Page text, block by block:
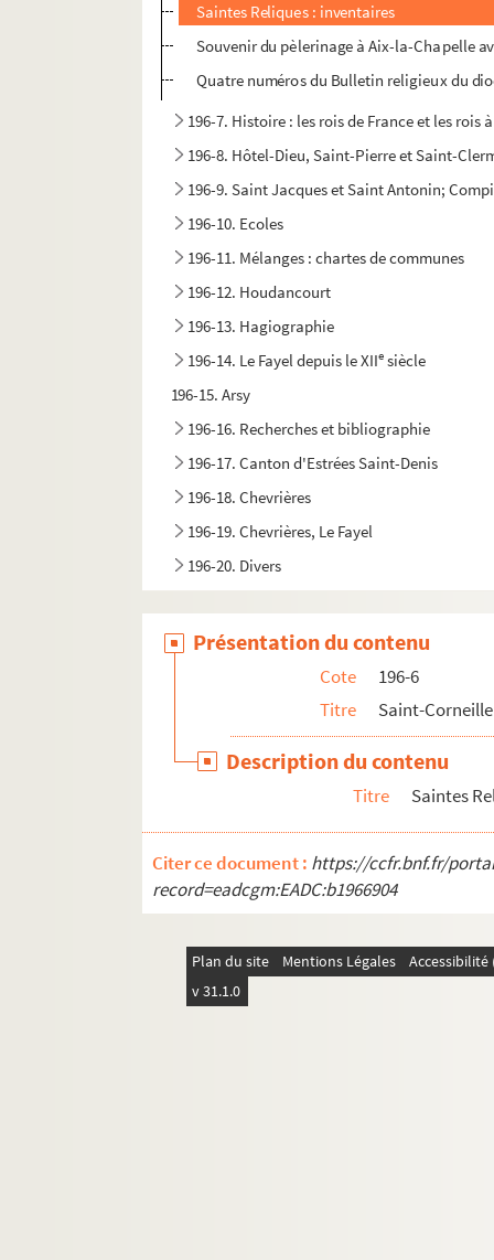
Saintes Reliques : inventaires
Souvenir du pèlerinage à Aix-la-Chapelle
Quatre numéros du Bulletin religieux du
196-7. Histoire : les rois de France et les rois
196-8. Hôtel-Dieu, Saint-Pierre et Saint-
196-9. Saint Jacques et Saint Antonin;
196-10. Ecoles
196-11. Mélanges : chartes de communes
196-12. Houdancourt
196-13. Hagiographie
196-14. Le Fayel depuis le XIIe siècle
196-15. Arsy
196-16. Recherches et bibliographie
196-17. Canton d'Estrées Saint-Denis
196-18. Chevrières
196-19. Chevrières, Le Fayel
196-20. Divers
Présentation du contenu
Cote
196-6
Titre
Saint-
Description du contenu
Titre Saintes
Citer ce document : https://ccfr.bnf.fr/
record=eadcgm:EADC:b1966904
Plan du site Mentions Légales
v 31.1.0